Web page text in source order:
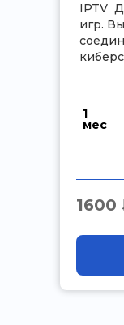
IPTV
игр.
1
мес
.